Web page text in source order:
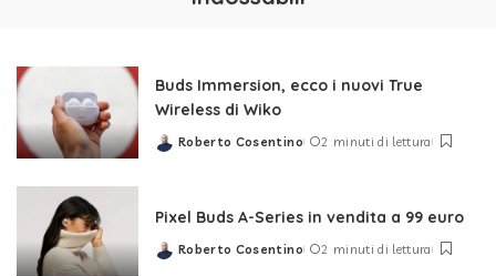
Buds Immersion, ecco i nuovi True
Wireless di Wiko
Posted
Roberto Cosentino 2 minuti di lettura
Pixel Buds A-Series in vendita a 99 euro
Posted
Roberto Cosentino 2 minuti di lettura